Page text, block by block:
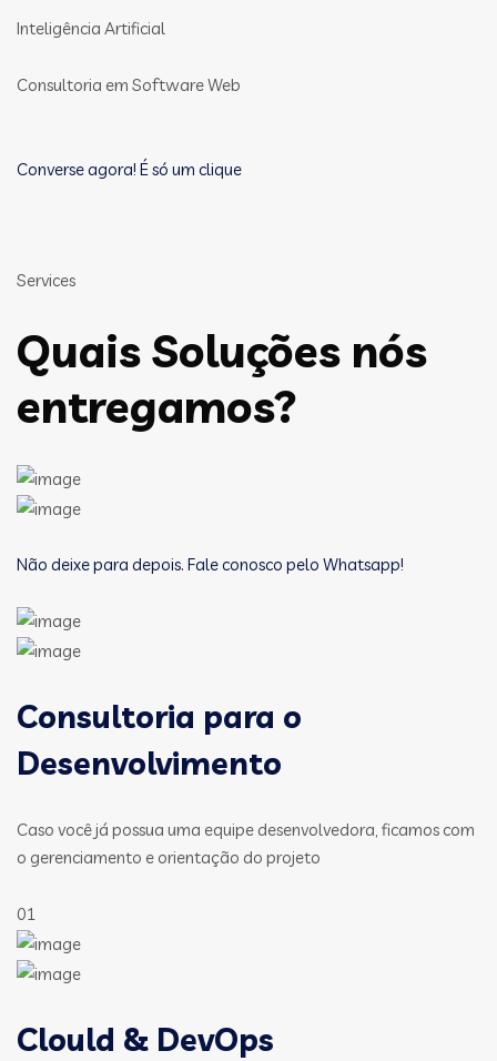
Inteligência Artificial
Consultoria em Software Web
Converse agora! É só um clique
Services
Quais Soluções nós
entregamos?
Não deixe para depois. Fale conosco pelo Whatsapp!
Consultoria para o
Desenvolvimento
Caso você já possua uma equipe desenvolvedora, ficamos com
o gerenciamento e orientação do projeto
01
Clould & DevOps